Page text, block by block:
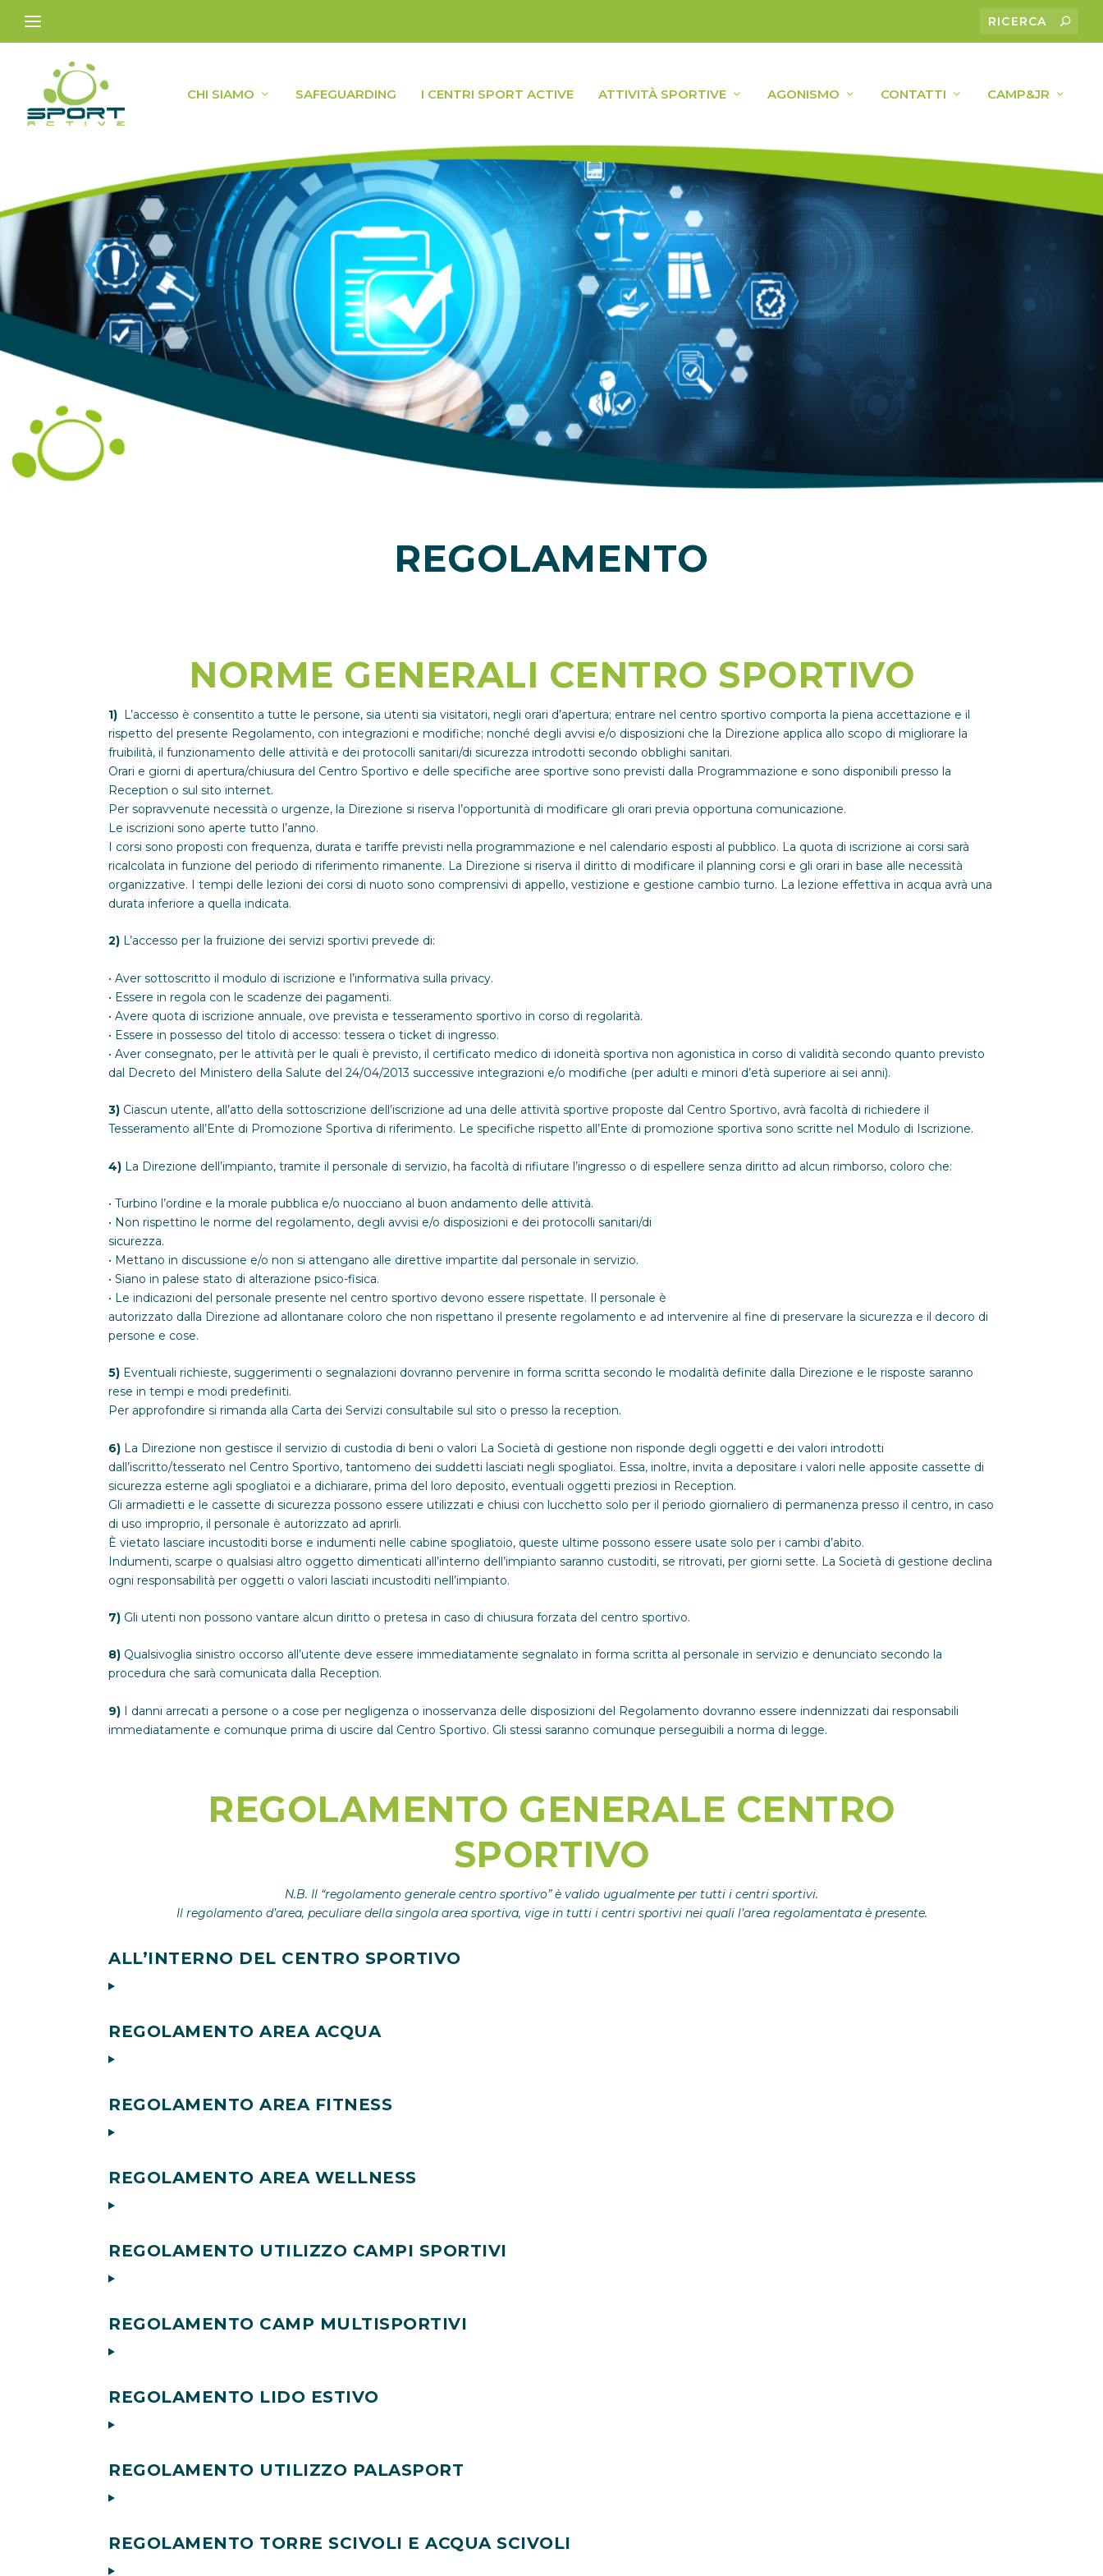
CHI SIAMO SAFEGUARDING I CENTRI SPORT ACTIVE ATTIVITÀ SPORTIVE AGONISMO CONTATTI CAMP&JR
REGOLAMENTO
NORME GENERALI CENTRO SPORTIVO
1) L’accesso è consentito a tutte le persone, sia utenti sia visitatori, negli orari d’apertura; entrare nel centro sportivo comporta la piena accettazione e il
rispetto del presente Regolamento, con integrazioni e modifiche; nonché degli avvisi e/o disposizioni che la Direzione applica allo scopo di migliorare la
fruibilità, il funzionamento delle attività e dei protocolli sanitari/di sicurezza introdotti secondo obblighi sanitari.
Orari e giorni di apertura/chiusura del Centro Sportivo e delle specifiche aree sportive sono previsti dalla Programmazione e sono disponibili presso la
Reception o sul sito internet.
Per sopravvenute necessità o urgenze, la Direzione si riserva l’opportunità di modificare gli orari previa opportuna comunicazione.
Le iscrizioni sono aperte tutto l’anno.
I corsi sono proposti con frequenza, durata e tariffe previsti nella programmazione e nel calendario esposti al pubblico. La quota di iscrizione ai corsi sarà
ricalcolata in funzione del periodo di riferimento rimanente. La Direzione si riserva il diritto di modificare il planning corsi e gli orari in base alle necessità
organizzative. I tempi delle lezioni dei corsi di nuoto sono comprensivi di appello, vestizione e gestione cambio turno. La lezione effettiva in acqua avrà una
durata inferiore a quella indicata.
2) L’accesso per la fruizione dei servizi sportivi prevede di:
• Aver sottoscritto il modulo di iscrizione e l’informativa sulla privacy.
• Essere in regola con le scadenze dei pagamenti.
• Avere quota di iscrizione annuale, ove prevista e tesseramento sportivo in corso di regolarità.
• Essere in possesso del titolo di accesso: tessera o ticket di ingresso.
• Aver consegnato, per le attività per le quali è previsto, il certificato medico di idoneità sportiva non agonistica in corso di validità secondo quanto previsto
dal Decreto del Ministero della Salute del 24/04/2013 successive integrazioni e/o modifiche (per adulti e minori d’età superiore ai sei anni).
3) Ciascun utente, all’atto della sottoscrizione dell’iscrizione ad una delle attività sportive proposte dal Centro Sportivo, avrà facoltà di richiedere il
Tesseramento all’Ente di Promozione Sportiva di riferimento. Le specifiche rispetto all’Ente di promozione sportiva sono scritte nel Modulo di Iscrizione.
4) La Direzione dell’impianto, tramite il personale di servizio, ha facoltà di rifiutare l’ingresso o di espellere senza diritto ad alcun rimborso, coloro che:
• Turbino l’ordine e la morale pubblica e/o nuocciano al buon andamento delle attività.
• Non rispettino le norme del regolamento, degli avvisi e/o disposizioni e dei protocolli sanitari/di
sicurezza.
• Mettano in discussione e/o non si attengano alle direttive impartite dal personale in servizio.
• Siano in palese stato di alterazione psico-fisica.
• Le indicazioni del personale presente nel centro sportivo devono essere rispettate. Il personale è
autorizzato dalla Direzione ad allontanare coloro che non rispettano il presente regolamento e ad intervenire al fine di preservare la sicurezza e il decoro di
persone e cose.
5) Eventuali richieste, suggerimenti o segnalazioni dovranno pervenire in forma scritta secondo le modalità definite dalla Direzione e le risposte saranno
rese in tempi e modi predefiniti.
Per approfondire si rimanda alla Carta dei Servizi consultabile sul sito o presso la reception.
6) La Direzione non gestisce il servizio di custodia di beni o valori La Società di gestione non risponde degli oggetti e dei valori introdotti
dall’iscritto/tesserato nel Centro Sportivo, tantomeno dei suddetti lasciati negli spogliatoi. Essa, inoltre, invita a depositare i valori nelle apposite cassette di
sicurezza esterne agli spogliatoi e a dichiarare, prima del loro deposito, eventuali oggetti preziosi in Reception.
Gli armadietti e le cassette di sicurezza possono essere utilizzati e chiusi con lucchetto solo per il periodo giornaliero di permanenza presso il centro, in caso
di uso improprio, il personale è autorizzato ad aprirli.
È vietato lasciare incustoditi borse e indumenti nelle cabine spogliatoio, queste ultime possono essere usate solo per i cambi d’abito.
Indumenti, scarpe o qualsiasi altro oggetto dimenticati all’interno dell’impianto saranno custoditi, se ritrovati, per giorni sette. La Società di gestione declina
ogni responsabilità per oggetti o valori lasciati incustoditi nell’impianto.
7) Gli utenti non possono vantare alcun diritto o pretesa in caso di chiusura forzata del centro sportivo.
8) Qualsivoglia sinistro occorso all’utente deve essere immediatamente segnalato in forma scritta al personale in servizio e denunciato secondo la
procedura che sarà comunicata dalla Reception.
9) I danni arrecati a persone o a cose per negligenza o inosservanza delle disposizioni del Regolamento dovranno essere indennizzati dai responsabili
immediatamente e comunque prima di uscire dal Centro Sportivo. Gli stessi saranno comunque perseguibili a norma di legge.
REGOLAMENTO GENERALE CENTRO
SPORTIVO
N.B. Il “regolamento generale centro sportivo” è valido ugualmente per tutti i centri sportivi.
Il regolamento d’area, peculiare della singola area sportiva, vige in tutti i centri sportivi nei quali l’area regolamentata è presente.
ALL’INTERNO DEL CENTRO SPORTIVO
REGOLAMENTO AREA ACQUA
REGOLAMENTO AREA FITNESS
REGOLAMENTO AREA WELLNESS
REGOLAMENTO UTILIZZO CAMPI SPORTIVI
REGOLAMENTO CAMP MULTISPORTIVI
REGOLAMENTO LIDO ESTIVO
REGOLAMENTO UTILIZZO PALASPORT
REGOLAMENTO TORRE SCIVOLI E ACQUA SCIVOLI